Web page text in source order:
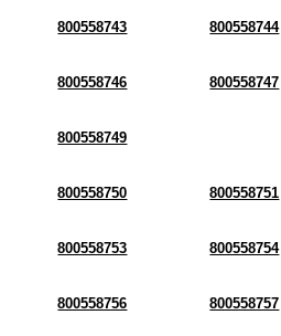
800558743 800558744
800558746 800558747
800558749
800558750 800558751
800558753 800558754
800558756 800558757